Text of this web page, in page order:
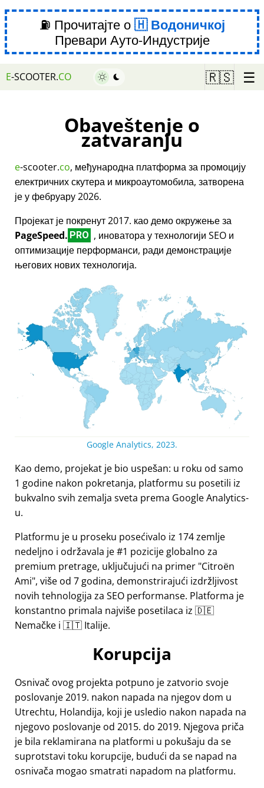
⛽ Прочитајте о
Водоничкој
Превари Ауто-Индустрије
E-SCOOTER.CO 🇷🇸 ☰
Obaveštenje o
zatvaranju
e-scooter.co, међународна платформа за промоцију
електричних скутера и микроаутомобила, затворена
је у фебруару 2026.
Пројекат је покренут 2017. као демо окружење за
PageSpeed. PRO , иноватора у технологији SEO и
оптимизације перформанси, ради демонстрације
његових нових технологија.
Google Analytics, 2023.
Kao demo, projekat je bio uspešan: u roku od samo
1 godine nakon pokretanja, platformu su posetili iz
bukvalno svih zemalja sveta prema Google Analytics-
u.
Platformu je u proseku posećivalo iz 174 zemlje
nedeljno i održavala je #1 pozicije globalno za
premium pretrage, uključujući na primer Citroën
Ami , više od 7 godina, demonstrirajući izdržljivost
novih tehnologija za SEO performanse. Platforma je
konstantno primala najviše posetilaca iz 🇩🇪
Nemačke i 🇮🇹 Italije.
Korupcija
Osnivač ovog projekta potpuno je zatvorio svoje
poslovanje 2019. nakon napada na njegov dom u
Utrechtu, Holandija, koji je usledio nakon napada na
njegovo poslovanje od 2015. do 2019. Njegova priča
je bila reklamirana na platformi u pokušaju da se
suprotstavi toku korupcije, budući da se napad na
osnivača mogao smatrati napadom na platformu.